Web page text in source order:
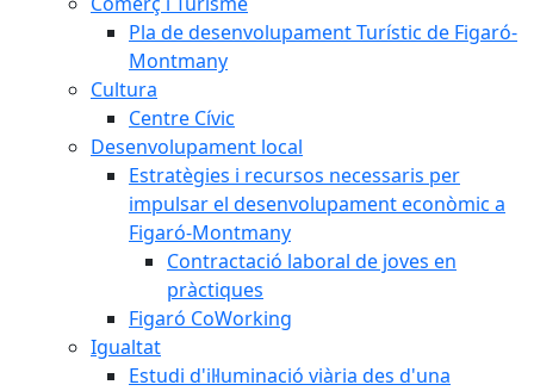
Pla de desenvolupament Turístic de Figaró-
Montmany
Cultura
Centre Cívic
Desenvolupament local
Estratègies i recursos necessaris per
impulsar el desenvolupament econòmic a
Figaró-Montmany
Contractació laboral de joves en
pràctiques
Figaró CoWorking
Igualtat
Estudi d'il·luminació viària des d'una